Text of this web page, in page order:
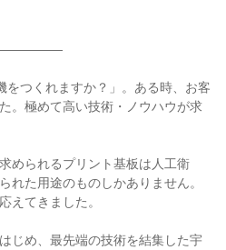
をつくれますか？」。ある時、お客
。極めて高い技術・ノウハウが求
められるプリント基板は人工衛
れた用途のものしかありません。
えてきました。
じめ、最先端の技術を結集した宇